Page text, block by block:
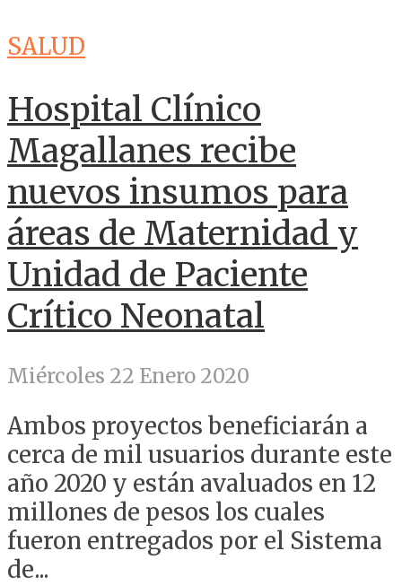
SALUD
Hospital Clínico
Magallanes recibe
nuevos insumos para
áreas de Maternidad y
Unidad de Paciente
Crítico Neonatal
Miércoles 22 Enero 2020
Ambos proyectos beneficiarán a
cerca de mil usuarios durante este
año 2020 y están avaluados en 12
millones de pesos los cuales
fueron entregados por el Sistema
de...